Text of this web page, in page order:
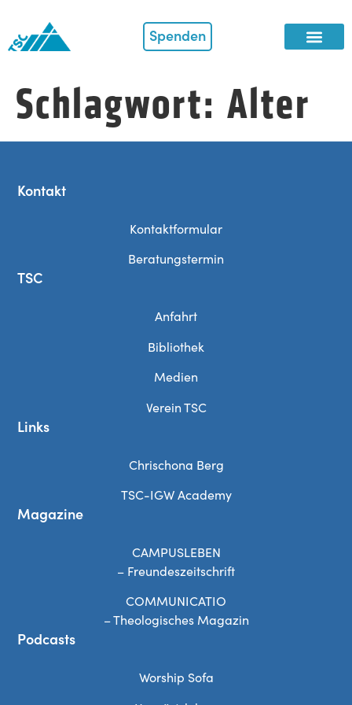
Spenden
Schlagwort: Alter
Kontakt
Kontaktformular
Beratungstermin
TSC
Anfahrt
Bibliothek
Medien
Verein TSC
Links
Chrischona Berg
TSC-IGW Academy
Magazine
CAMPUSLEBEN
– Freundeszeitschrift
COMMUNICATIO
– Theologisches Magazin
Podcasts
Worship Sofa